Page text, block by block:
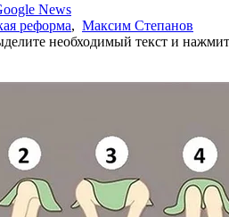
News
реформа, Максим Степанов
необходимый текст и